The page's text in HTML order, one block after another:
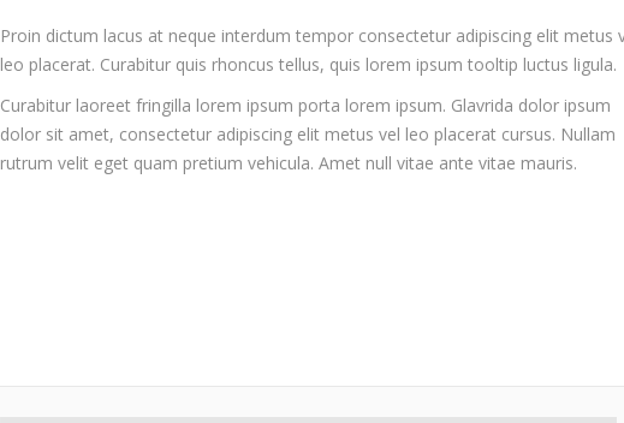
Proin dictum lacus at neque interdum tempor consectetur adipiscing elit metus
leo placerat. Curabitur quis rhoncus tellus, quis lorem ipsum tooltip luctus ligula.
Curabitur laoreet fringilla lorem ipsum porta lorem ipsum. Glavrida dolor ipsum
dolor sit amet, consectetur adipiscing elit metus vel leo placerat cursus. Nullam
rutrum velit eget quam pretium vehicula. Amet null vitae ante vitae mauris.